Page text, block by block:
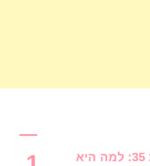
לינדזי פלאס חוגגת 35: למה היא